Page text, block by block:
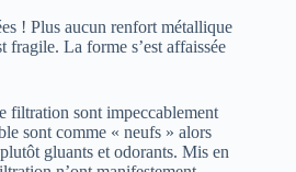
! Plus aucun renfort métallique
fragile. La forme s’est affaissée
filtration sont impeccablement
sont comme « neufs » alors
gluants et odorants. Mis en